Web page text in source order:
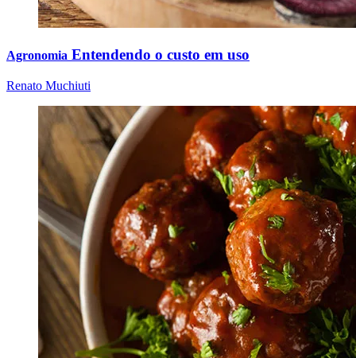
Agronomia Entendendo o custo em uso
Renato Muchiuti